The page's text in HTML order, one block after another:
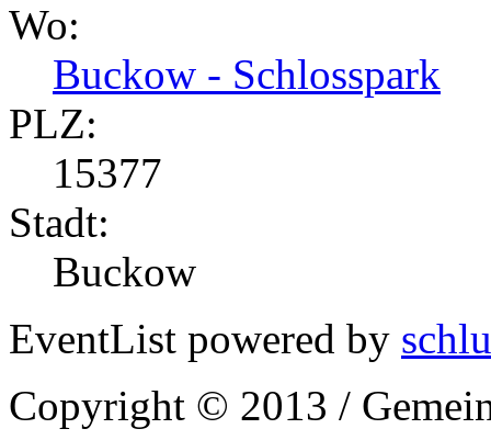
Wo:
Buckow - Schlosspark
PLZ:
15377
Stadt:
Buckow
EventList powered by
Copyright © 2013 /